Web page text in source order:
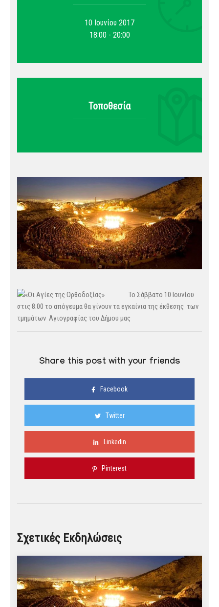
10 Ιουνίου 2017
18:00 - 20:00
Τοποθεσία
Το Σάββατο 10 Ιουνίου
στις 8.00 το απόγευμα θα γίνουν τα εγκαίνια της έκθεσης των
τμημάτων Αγιογραφίας του Δήμου μας
Share this post with your friends
Facebook
Twitter
Linkedin
Pinterest
Σχετικές Εκδηλώσεις